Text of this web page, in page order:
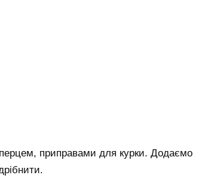
приправами для курки. Додаємо